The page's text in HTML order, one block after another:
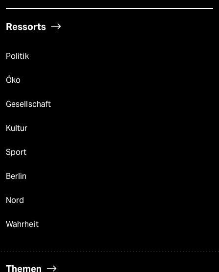
Ressorts
Politik
Öko
Gesellschaft
Kultur
Sport
Berlin
Nord
Wahrheit
Themen